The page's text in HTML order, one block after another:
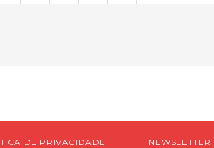
DE PRIVACIDADE NEWSLETTER